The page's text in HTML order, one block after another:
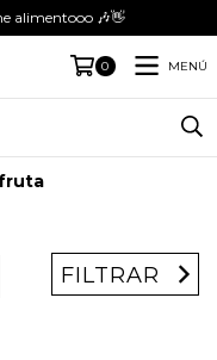
alimentooo 🎶👋
0 MENÚ
FILTRAR